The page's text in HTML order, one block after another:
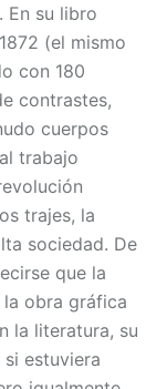
En su libro
(el mismo
con 180
contrastes,
cuerpos
trabajo
trajes, la
sociedad. De
que la
obra gráfica
la literatura, su
estuviera